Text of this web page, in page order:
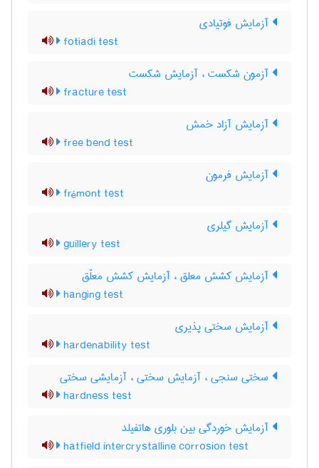
آزمایش فوتیادی
fotiadi test
آزمون شکست ، آزمایش شکست
fracture test
آزمایش آزاد خمش
free bend test
آزمایش فرمون
frémont test
آزمایش گیلری
guillery test
آزمایش کشش معلق ، آزمایش کشش معلّق
hanging test
آزمایش سختی پذیری
hardenability test
سختی سنجی ، آزمایش سختی ، آزمایشی سختی
hardness test
آزمایش خوردگی بین بلوری هاتفیلد
hatfield intercrystalline corrosion test